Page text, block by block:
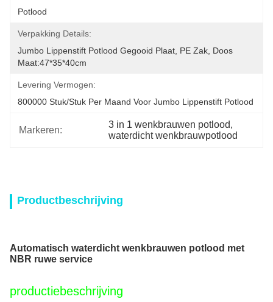
Potlood
Verpakking Details:
Jumbo Lippenstift Potlood Gegooid Plaat, PE Zak, Doos
Maat:47*35*40cm
Levering Vermogen:
800000 Stuk/stuk Per Maand Voor Jumbo Lippenstift Potlood
Markeren:
3 in 1 wenkbrauwen potlood,
waterdicht wenkbrauwpotlood
Productbeschrijving
Automatisch waterdicht wenkbrauwen potlood met
NBR ruwe service
productiebeschrijving